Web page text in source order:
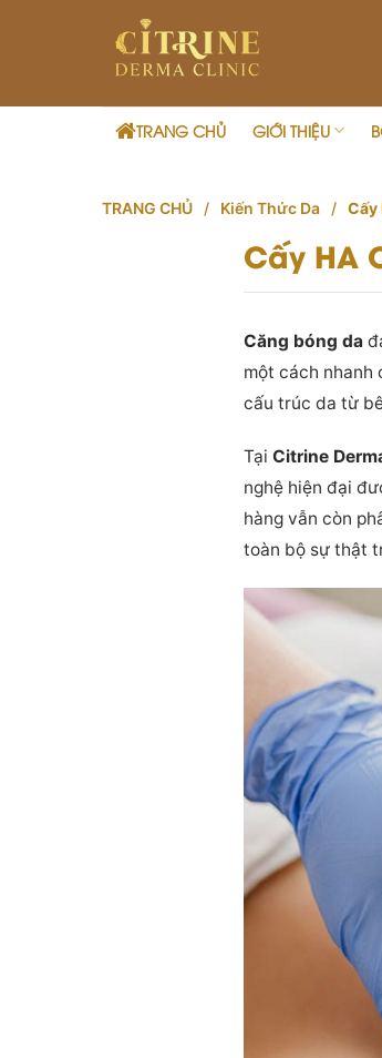
TRANG CHỦ GIỚI THIỆU
TRANG CHỦ / Kiến Thức Da / Cấy
Cấy HA
Căng bóng da
một cách nhanh
cấu trúc da từ
TạiCitrine
nghệ hiện đại
hàng vẫn còn
toàn bộ sự thật